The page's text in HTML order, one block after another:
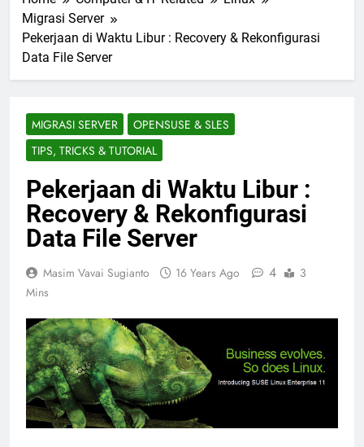
Migrasi Server
Pekerjaan di Waktu Libur : Recovery & Rekonfigurasi
Data File Server
MIGRASI SERVER
OPENSUSE & SLES
TIPS, TRICKS & TUTORIAL
Pekerjaan di Waktu Libur :
Recovery & Rekonfigurasi
Data File Server
Masim Vavai Sugianto 16 Years Ago 4
3
Mins